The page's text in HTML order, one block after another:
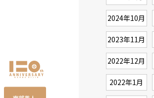
2024年10月
2023年11月
2022年12月
2022年1月